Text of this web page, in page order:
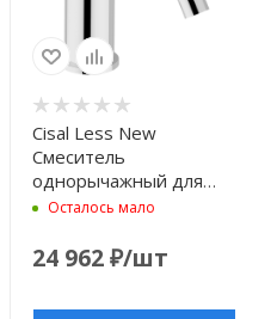
Cisal Less New
Смеситель
однорычажный для
раковины на 1
клапана, цвет: хром
Осталось мало
24 962₽/шт